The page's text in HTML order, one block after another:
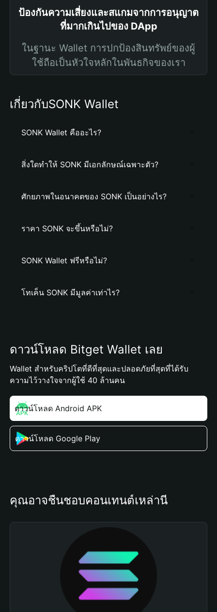
ป้องกันความเสี่ยงและสแกมจากการอนุญาต
ที่มากเกินไปของ DApp
ในฐานะ Wallet การปกป้องสินทรัพย์ของผู้
ใช้ถือเป็นหัวใจหลักในพันธกิจของเรา
เกี่ยวกับSONK Wallet
SONK Wallet คืออะไร?
สิ่งใดทำให้ SONK มีเอกลักษณ์เฉพาะตัว?
ศักยภาพในอนาคตของ SONK เป็นอย่างไร?
ราคา SONK จะขึ้นหรือไม่?
SONK Wallet ฟรีหรือไม่?
โทเค็น SONK มีมูลค่าเท่าไร?
ดาวน์โหลด Bitget Wallet เลย
Wallet สำหรับคริปโตที่ดีที่สุดและปลอดภัยที่สุดที่ได้รับ
ความไว้วางใจจากผู้ใช้ 40 ล้านคน
ดาวน์โหลด Android APK
ดาวน์โหลด Google Play
คุณอาจชื่นชอบคอนเทนต์เหล่านี้